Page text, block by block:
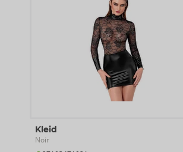
Kleid
Noir